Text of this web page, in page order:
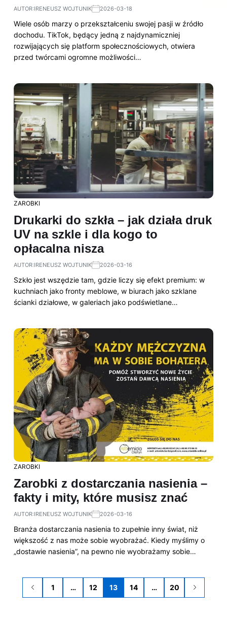
AUTOR:IRENEUSZ WOJTUNIK 2026-03-18
Wiele osób marzy o przekształceniu swojej pasji w źródło
dochodu. TikTok, będący jedną z najdynamiczniej
rozwijających się platform społecznościowych, otwiera
przed twórcami ogromne możliwości…
ZAROBKI
Drukarki do szkła – jak działa druk
UV na szkle i dla kogo to
opłacalna nisza
AUTOR:IRENEUSZ WOJTUNIK 2026-03-16
Szkło jest wszędzie tam, gdzie liczy się efekt premium: w
kuchniach jako fronty meblowe, w biurach jako szklane
ścianki działowe, w galeriach jako podświetlane…
ZAROBKI
Zarobki z dostarczania nasienia –
fakty i mity, które musisz znać
AUTOR:IRENEUSZ WOJTUNIK 2026-03-16
Branża dostarczania nasienia to zupełnie inny świat, niż
większość z nas może sobie wyobrażać. Kiedy myślimy o
„dostawie nasienia”, na pewno nie wyobrażamy sobie…
1 … 12 13 14 … 20